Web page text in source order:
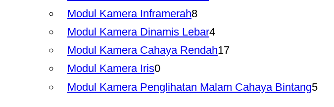
Modul Kamera Inframerah88
Produk
Modul Kamera Dinamis Lebar44
Produk
Modul Kamera Cahaya Rendah1717
Modul Kamera Iris00
Produk
Modul Kamera Penglihatan Malam Cahaya Bintang55